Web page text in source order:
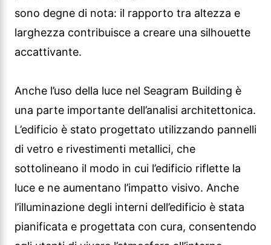
L’edificio è stato progettato utilizzando pannelli
di vetro e rivestimenti metallici, che
sottolineano il modo in cui l’edificio riflette la
l’illuminazione degli interni dell’edificio è stata
pianificata e progettata con cura, consentendo
agli utenti di vivere l’atmosfera all’interno
dell’edificio.